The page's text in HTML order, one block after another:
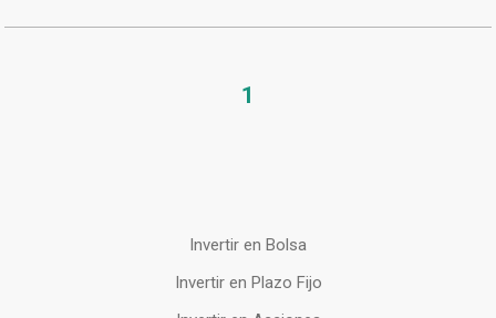
1
Invertir en Bolsa
Invertir en Plazo Fijo